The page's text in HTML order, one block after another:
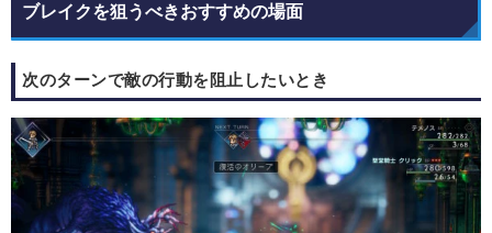
ブレイクを狙うべきおすすめの場面
次のターンで敵の行動を阻止したいとき